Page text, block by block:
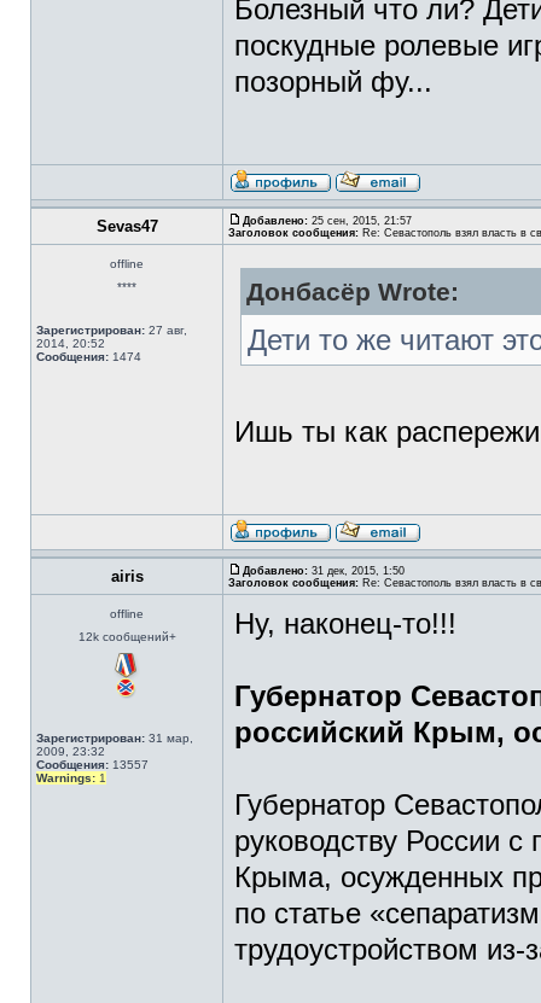
Болезный что ли?
поскудные ролевые
позорный фу...
Sevas47 Добавлено: 25 сен, 2015, 21:57
Заголовок сообщения: Re: Севастополь взял власть в
offline
****
Зарегистрирован: 27 авг,
2014, 20:52
Сообщения: 1474
Донбасёр Wrote:
Дети то же читают
Ишь ты как
airis Добавлено: 31 дек, 2015, 1:50
Заголовок сообщения: Re: Севастополь взял власть в
offline
12k сообщений+
Зарегистрирован: 31 мар,
2009, 23:32
Сообщения: 13557
Warnings: 1
Ну, наконец-то!!!
Губернатор
российский Крым,
Губернатор
руководству России
Крыма, осужденных
по статье
трудоустройством из-